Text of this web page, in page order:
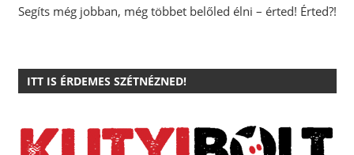
Segíts még jobban, még többet belőled élni – érted! Érted?!
ITT IS ÉRDEMES SZÉTNÉZNED!